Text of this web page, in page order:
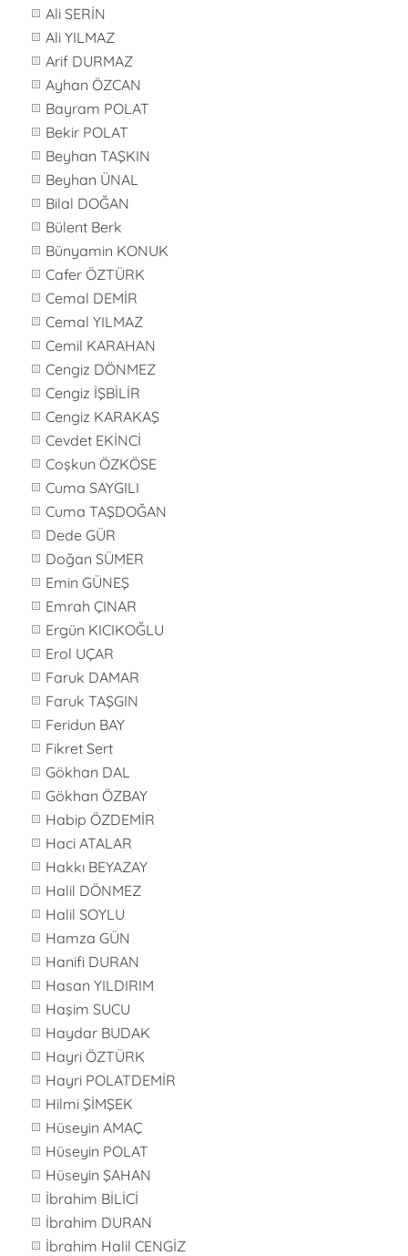
Ali SERİN
Ali YILMAZ
Arif DURMAZ
Ayhan ÖZCAN
Bayram POLAT
Bekir POLAT
Beyhan TAŞKIN
Beyhan ÜNAL
Bilal DOĞAN
Bülent Berk
Bünyamin KONUK
Cafer ÖZTÜRK
Cemal DEMİR
Cemal YILMAZ
Cemil KARAHAN
Cengiz DÖNMEZ
Cengiz İŞBİLİR
Cengiz KARAKAŞ
Cevdet EKİNCİ
Coşkun ÖZKÖSE
Cuma SAYGILI
Cuma TAŞDOĞAN
Dede GÜR
Doğan SÜMER
Emin GÜNEŞ
Emrah ÇINAR
Ergün KICIKOĞLU
Erol UÇAR
Faruk DAMAR
Faruk TAŞGIN
Feridun BAY
Fikret Sert
Gökhan DAL
Gökhan ÖZBAY
Habip ÖZDEMİR
Haci ATALAR
Hakkı BEYAZAY
Halil DÖNMEZ
Halil SOYLU
Hamza GÜN
Hanifi DURAN
Hasan YILDIRIM
Haşim SUCU
Haydar BUDAK
Hayri ÖZTÜRK
Hayri POLATDEMİR
Hilmi ŞİMŞEK
Hüseyin AMAÇ
Hüseyin POLAT
Hüseyin ŞAHAN
İbrahim BİLİCİ
İbrahim DURAN
İbrahim Halil CENGİZ